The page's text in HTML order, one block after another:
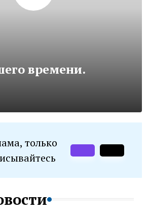
времени.
только